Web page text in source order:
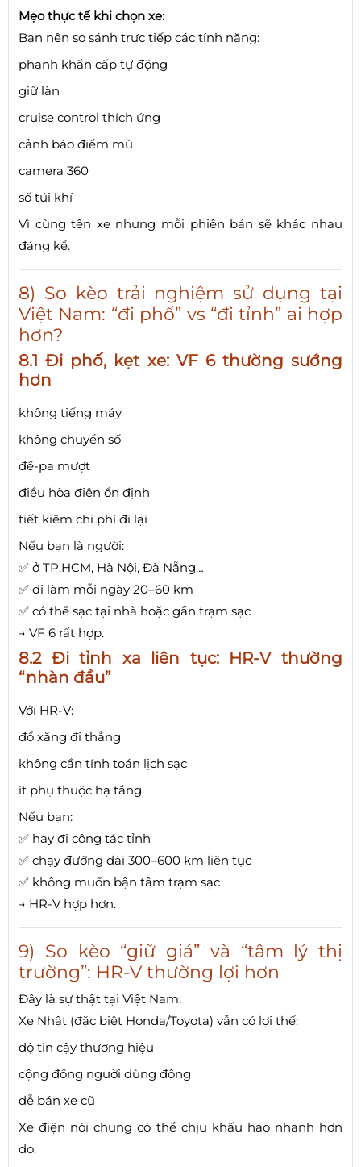
Mẹo thực tế khi chọn xe:
Bạn nên so sánh trực tiếp các tính năng:
phanh khẩn cấp tự động
giữ làn
cruise control thích ứng
cảnh báo điểm mù
camera 360
số túi khí
Vì cùng tên xe nhưng mỗi phiên bản sẽ khác nhau
đáng kể.
8) So kèo trải nghiệm sử dụng tại
Việt Nam: “đi phố” vs “đi tỉnh” ai hợp
hơn?
8.1 Đi phố, kẹt xe: VF 6 thường sướng
hơn
không tiếng máy
không chuyển số
đề-pa mượt
điều hòa điện ổn định
tiết kiệm chi phí đi lại
Nếu bạn là người:
✅ ở TP.HCM, Hà Nội, Đà Nẵng…
✅ đi làm mỗi ngày 20–60 km
✅ có thể sạc tại nhà hoặc gần trạm sạc
→ VF 6 rất hợp.
8.2 Đi tỉnh xa liên tục: HR-V thường
“nhàn đầu”
Với HR-V:
đổ xăng đi thẳng
không cần tính toán lịch sạc
ít phụ thuộc hạ tầng
Nếu bạn:
✅ hay đi công tác tỉnh
✅ chạy đường dài 300–600 km liên tục
✅ không muốn bận tâm trạm sạc
→ HR-V hợp hơn.
9) So kèo “giữ giá” và “tâm lý thị
trường”: HR-V thường lợi hơn
Đây là sự thật tại Việt Nam:
Xe Nhật (đặc biệt Honda/Toyota) vẫn có lợi thế:
độ tin cậy thương hiệu
cộng đồng người dùng đông
dễ bán xe cũ
Xe điện nói chung có thể chịu khấu hao nhanh hơn
do: